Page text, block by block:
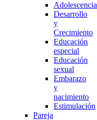
Adolescencia
Desarrollo
y
Crecimiento
Educación
especial
Educación
sexual
Embarazo
y
nacimiento
Estimulación
Pareja